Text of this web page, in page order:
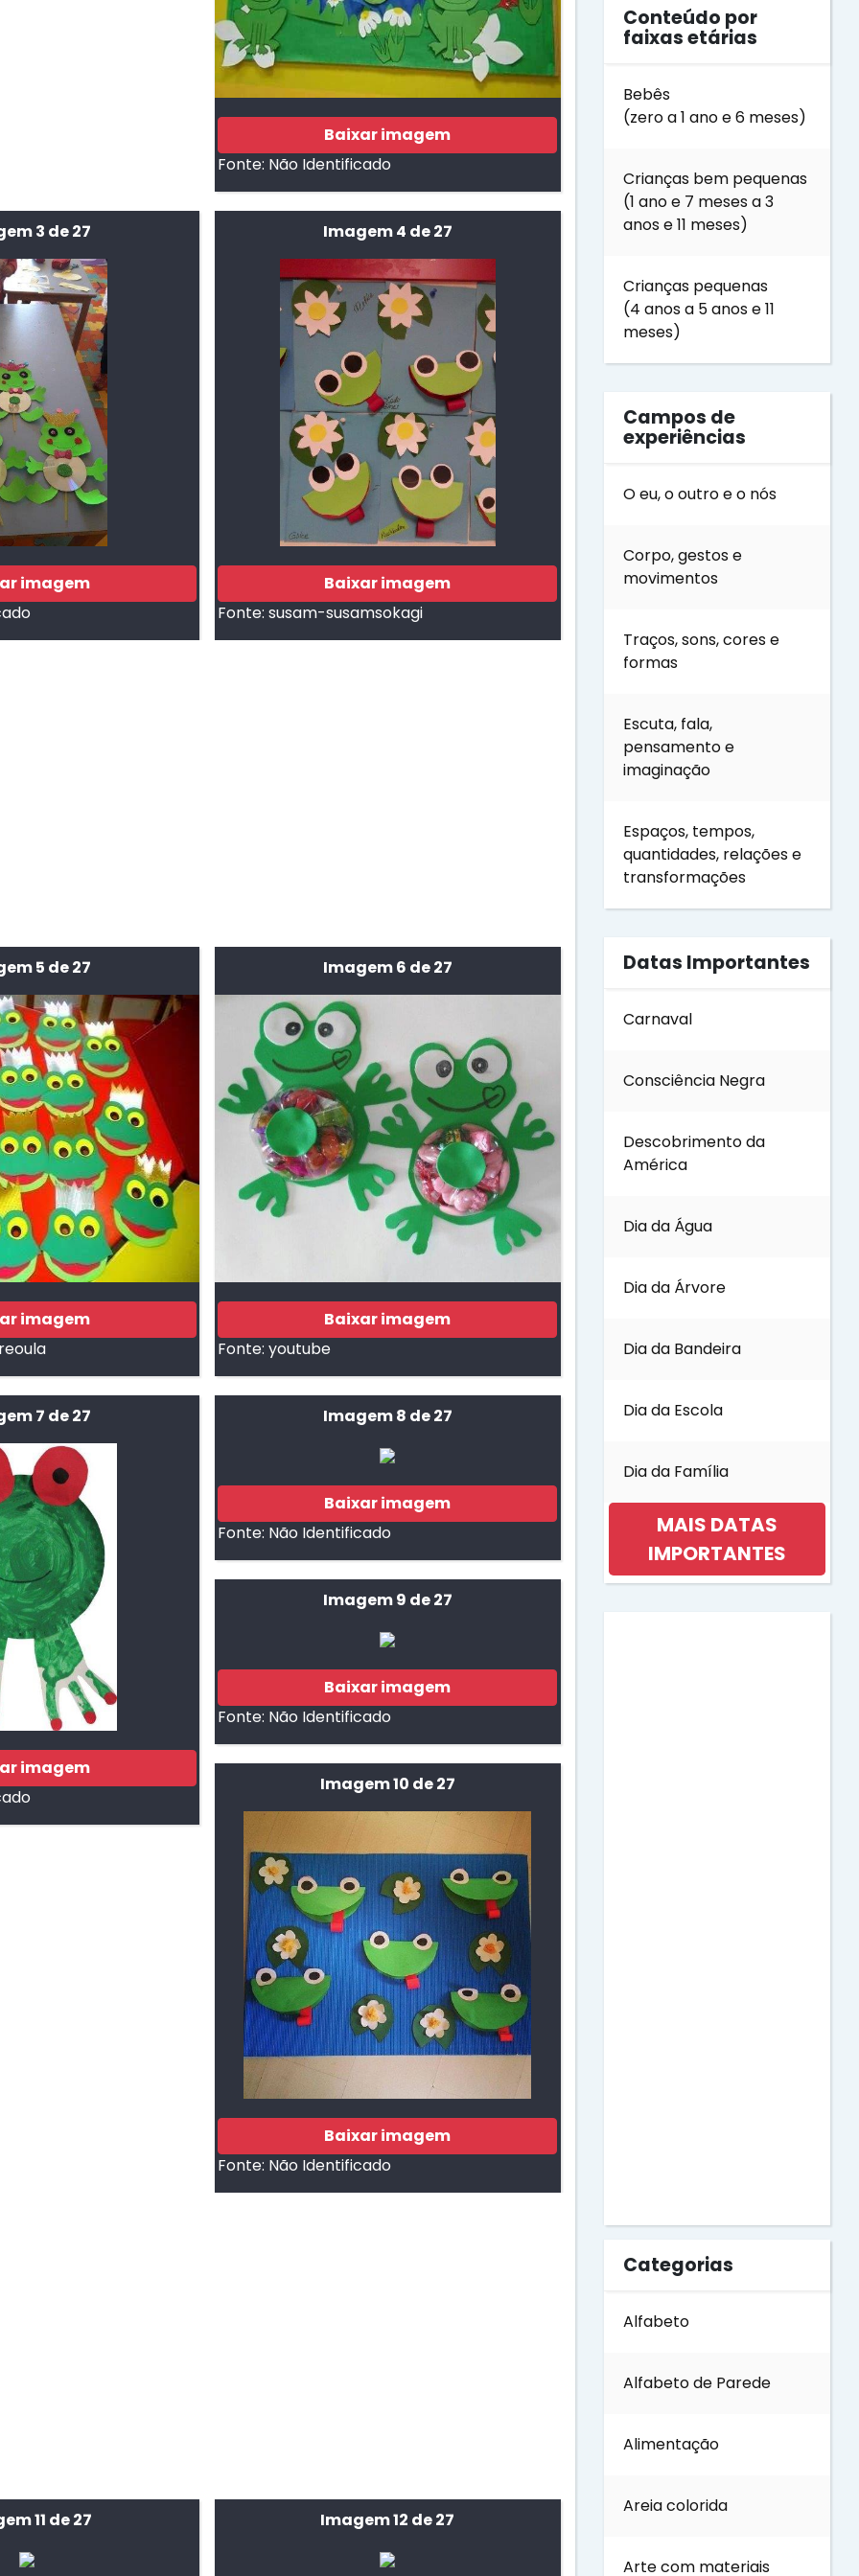
Baixar imagem
Fonte: Não Identificado
3 de 27
imagem
Imagem 4 de 27
Baixar imagem
Fonte:susam-susamsokagi
5 de 27
imagem
Imagem 6 de 27
Baixar imagem
Fonte:youtube
7 de 27
imagem
Imagem 8 de 27
Baixar imagem
Fonte: Não Identificado
Imagem 9 de 27
Baixar imagem
Fonte: Não Identificado
Imagem 10 de 27
Baixar imagem
Fonte: Não Identificado
11 de 27 Imagem 12 de 27
Conteúdo por
faixas etárias
Bebês
(zero a 1 ano e 6 meses)
Crianças bem pequenas
(1 ano e 7 meses a 3
anos e 11 meses)
Crianças pequenas
(4 anos a 5 anos e 11
meses)
Campos de
experiências
O eu, o outro e o nós
Corpo, gestos e
movimentos
Traços, sons, cores e
formas
Escuta, fala,
pensamento e
imaginação
Espaços, tempos,
quantidades, relações e
transformações
Datas Importantes
Carnaval
Consciência Negra
Descobrimento da
América
Dia da Água
Dia da Árvore
Dia da Bandeira
Dia da Escola
Dia da Família
MAIS DATAS
IMPORTANTES
Dia do Soldado
Florestas
Categorias
Alfabeto
Alfabeto de Parede
Alimentação
Areia colorida
Arte com materiais